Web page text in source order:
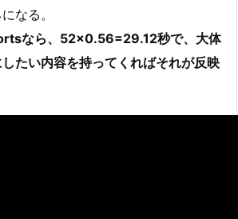
なる。
なら、52×0.56=29.12秒で、大体
たい内容を持ってくればそれが反映